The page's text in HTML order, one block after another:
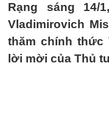
Rạng sáng 14/
Vladimirovich
thăm chính thức
lời mời của Thủ